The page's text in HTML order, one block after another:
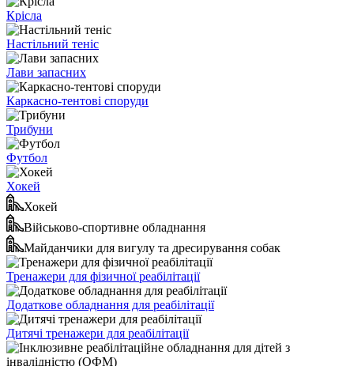
Крісла
Настільний теніс
Лави запасних
Каркасно-тентові споруди
Трибуни
Футбол
Хокей
Хокей
Військово-спортивне обладнання
Майданчики для вигулу та дресирування собак
Тренажери для фізичної реабілітації
Додаткове обладнання для реабілітації
Дитячі тренажери для реабілітації